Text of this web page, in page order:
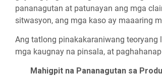
pananagutan at patunayan ang mga
sitwasyon, ang mga kaso ay maaaring
Ang tatlong pinakakaraniwang
mga kaugnay na pinsala, at
Mahigpit na Pananagutan sa